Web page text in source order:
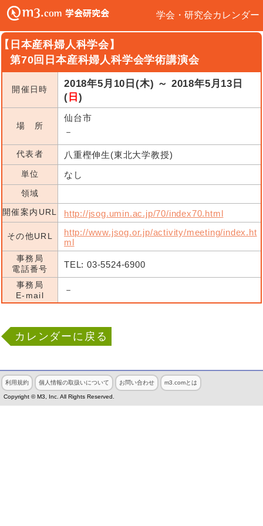
学会・研究会カレンダー
日本産科婦人科学会】
第70回日本産科婦人科学会学術講演会
開催日時
2018年5月10日(木) ～ 2018年5月13日
( 日 )
場 所
仙台市
－
代表者 八重樫伸生(東北大学教授)
単位 なし
領域
開催案内URL
http://jsog.umin.ac.jp/70/index70.html
その他URL
http://www.jsog.or.jp/activity/meeting/index.ht
ml
事務局
電話番号
TEL: 03-5524-6900
事務局
E-mail
－
カレンダーに戻る
利用規約 個人情報の取扱いについて お問い合わせ m3.comとは
Copyright © M3, Inc. All Rights Reserved.